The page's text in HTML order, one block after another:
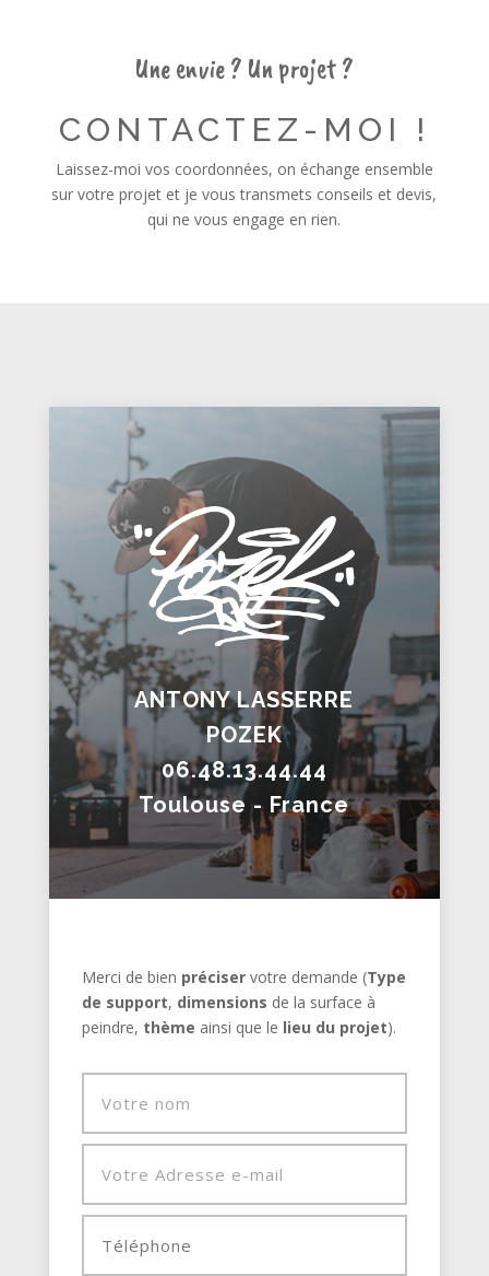
Une envie ? Un projet ?
CONTACTEZ-MOI !
Laissez-moi vos coordonnées, on échange ensemble
sur votre projet et je vous transmets conseils et devis,
qui ne vous engage en rien.
ANTONY LASSERRE
POZEK
06.48.13.44.44
Toulouse - France
Merci de bien préciservotre demande (Type
de support, dimensions de la surface à
peindre, thème ainsi que le lieu du projet).